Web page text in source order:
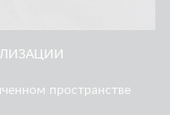
пространстве